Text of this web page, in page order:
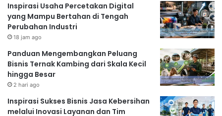
Inspirasi Usaha Percetakan Digital
yang Mampu Bertahan di Tengah
Perubahan Industri
18 jam ago
Panduan Mengembangkan Peluang
Bisnis Ternak Kambing dari Skala Kecil
hingga Besar
2 hari ago
Inspirasi Sukses Bisnis Jasa Kebersihan
melalui Inovasi Layanan dan Tim